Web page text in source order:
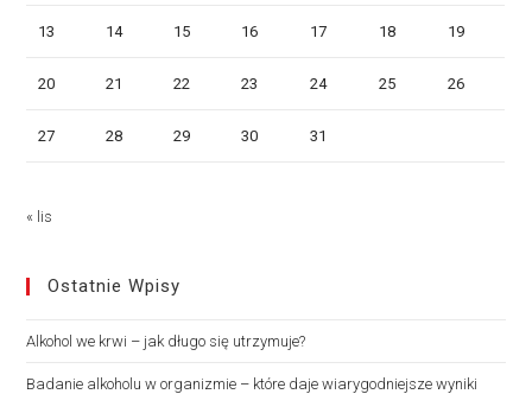
13 14 15 16 17 18 19
20 21 22 23 24 25 26
27 28 29 30 31
« lis
Ostatnie Wpisy
Alkohol we krwi – jak długo się utrzymuje?
Badanie alkoholu w organizmie – które daje wiarygodniejsze wyniki